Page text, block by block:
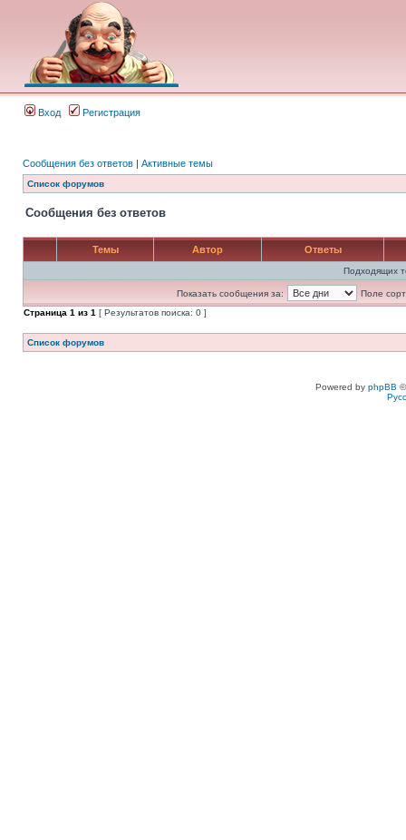
Вход Регистрация
Сообщения без ответов | Активные темы
Список форумов
Сообщения без ответов
Темы Автор Ответы
Подходящих
Показать сообщения за:
Поле
Страница 1 из 1 [ Результатов поиска: 0 ]
Список форумов
Powered by phpBB